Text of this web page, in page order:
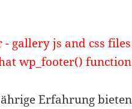
gallery js and css
wp_footer()
Erfahrung